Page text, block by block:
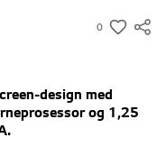
0
s
m
a
design med
og 1,25